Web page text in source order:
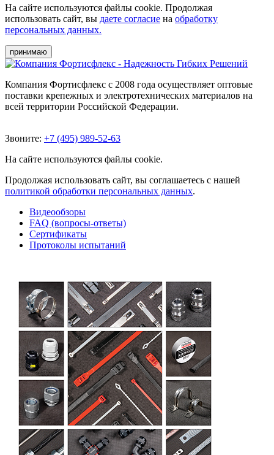
На сайте используются файлы cookie. Продолжая
использовать сайт, вы даете согласие на обработку
персональных данных.
принимаю
Компания Фортисфлекс с 2008 года осуществляет оптовые
поставки крепежных и электротехнических материалов на
всей территории Российской Федерации.
Звоните: +7 (495) 989-52-63
На сайте используются файлы cookie.
Продолжая использовать сайт, вы соглашаетесь с нашей
политикой обработки персональных данных.
Видеообзоры
FAQ (вопросы-ответы)
Сертификаты
Протоколы испытаний